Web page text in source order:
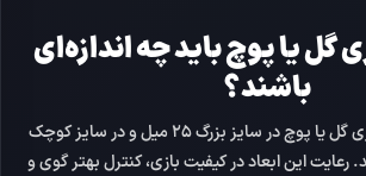
گل یا پوچ باید چه اندازه‌ای
باشند؟
گل یا پوچ در سایز بزرگ ۲۵ میل و در سایز کوچک
رعایت این ابعاد در کیفیت بازی، کنترل بهتر گوی و